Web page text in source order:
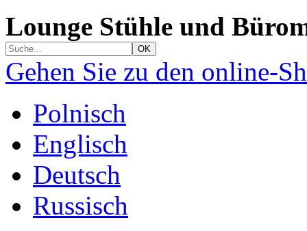
Lounge Stühle und
Gehen Sie zu den online-
Polnisch
Englisch
Deutsch
Russisch